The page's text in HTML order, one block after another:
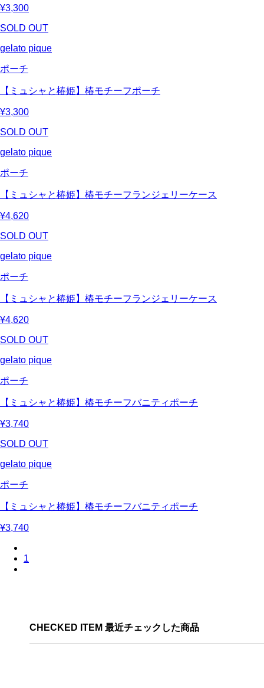
¥3,300
SOLD OUT
gelato pique
ポーチ
【ミュシャと椿姫】椿モチーフポーチ
¥3,300
SOLD OUT
gelato pique
ポーチ
【ミュシャと椿姫】椿モチーフランジェリーケース
¥4,620
SOLD OUT
gelato pique
ポーチ
【ミュシャと椿姫】椿モチーフランジェリーケース
¥4,620
SOLD OUT
gelato pique
ポーチ
【ミュシャと椿姫】椿モチーフバニティポーチ
¥3,740
SOLD OUT
gelato pique
ポーチ
【ミュシャと椿姫】椿モチーフバニティポーチ
¥3,740
1
CHECKED ITEM 最近チェックした商品